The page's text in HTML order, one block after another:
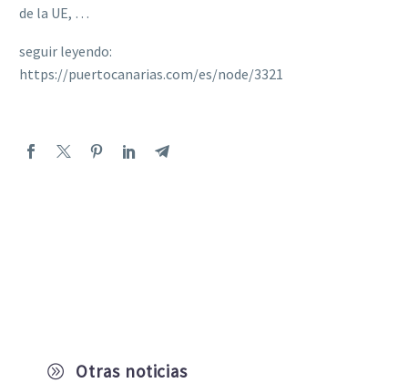
A Otras noticias
de la UE, …
seguir leyendo:
https://puertocanarias.com/es/node/3321